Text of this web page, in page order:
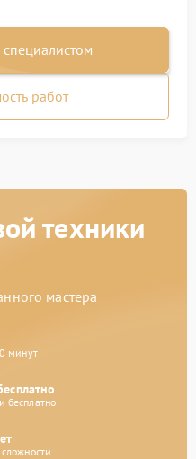
специалистом
работ
техники
мастера
минут
бесплатно